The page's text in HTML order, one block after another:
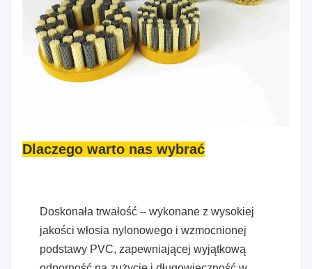
Dlaczego warto nas wybrać
Doskonała trwałość – wykonane z wysokiej
jakości włosia nylonowego i wzmocnionej
podstawy PVC, zapewniającej wyjątkową